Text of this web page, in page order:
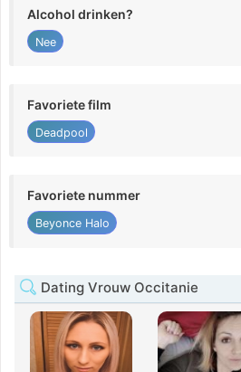
Alcohol drinken?
Nee
Favoriete film
Deadpool
Favoriete nummer
Beyonce Halo
Dating Vrouw Occitanie